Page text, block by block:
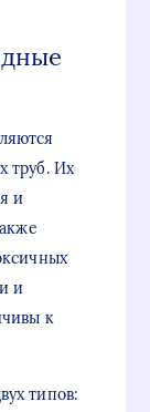
труб. Их
и
и
к
типов: